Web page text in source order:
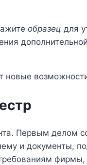
образец для
новые
Первым делом
и документы,
фирмы,